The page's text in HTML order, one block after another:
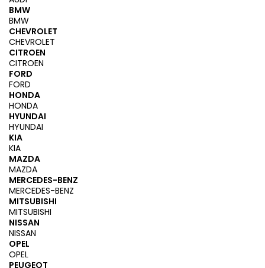
BMW
BMW
CHEVROLET
CHEVROLET
CITROEN
CITROEN
FORD
FORD
HONDA
HONDA
HYUNDAI
HYUNDAI
KIA
KIA
MAZDA
MAZDA
MERCEDES-BENZ
MERCEDES-BENZ
MITSUBISHI
MITSUBISHI
NISSAN
NISSAN
OPEL
OPEL
PEUGEOT